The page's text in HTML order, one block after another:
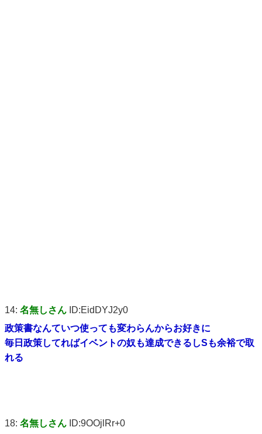
14: 名無しさん ID:EidDYJ2y0
政策書なんていつ使っても変わらんからお好きに
毎日政策してればイベントの奴も達成できるしSも余裕で取
れる
18: 名無しさん ID:9OOjlRr+0